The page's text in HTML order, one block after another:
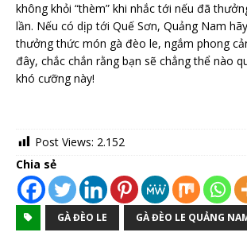
không khỏi “thèm” khi nhắc tới nếu đã
lần. Nếu có dịp tới Quế Sơn, Quảng Nam
thưởng thức món gà đèo le, ngắm phong
đây, chắc chắn rằng bạn sẽ chẳng thể nào
khó cưỡng này!
Post Views: 2.152
Chia sẻ
GÀ ĐÈO LE GÀ ĐÈO LE QUẢNG